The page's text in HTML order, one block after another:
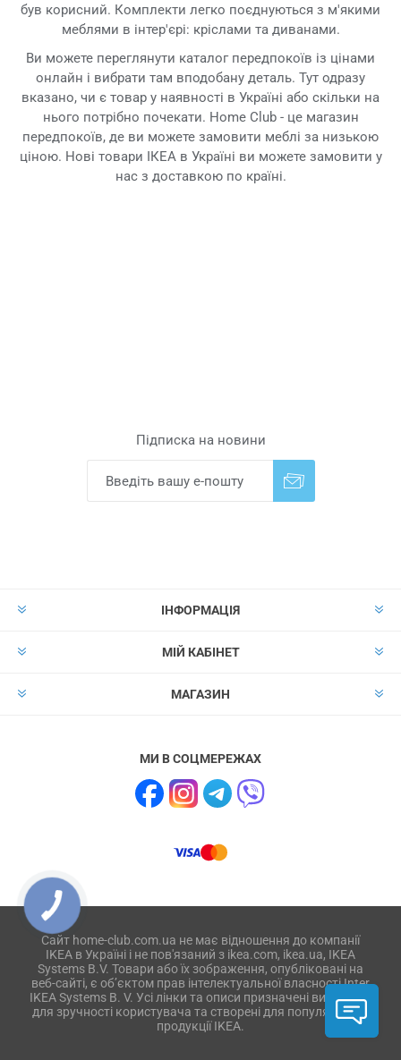
був корисний. Комплекти легко поєднуються з м'якими
меблями в інтер'єрі: кріслами та диванами.
Ви можете переглянути каталог передпокоїв із цінами
онлайн і вибрати там вподобану деталь. Тут одразу
вказано, чи є товар у наявності в Україні або скільки на
нього потрібно почекати. Home Club - це магазин
передпокоїв, де ви можете замовити меблі за низькою
ціною. Нові товари ІКЕА в Україні ви можете замовити у
нас з доставкою по країні.
Підписка на новини
ІНФОРМАЦІЯ
МІЙ КАБІНЕТ
МАГАЗИН
МИ В СОЦМЕРЕЖАХ
Сайт home-club.com.ua не має відношення до компанії
IKEA в Україні і не пов'язаний з ikea.com, ikea.ua, IKEA
Systems B.V. Товари або їх зображення, опубліковані на
веб-сайті, є об’єктом прав інтелектуальної власності Inter
IKEA Systems B. V. Усі лінки та описи призначені виключно
для зручності користувача та створені для популяризації
продукції IKEA.